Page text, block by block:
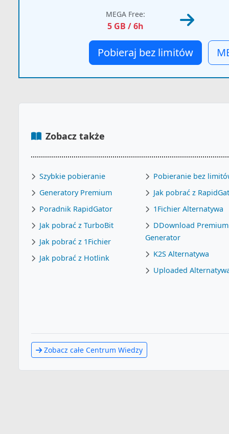
MEGA Free:
5 GB / 6h
Pobieraj bez limitów
Zobacz także
Szybkie pobieranie
Generatory Premium
Poradnik RapidGator
Jak pobrać z TurboBit
Jak pobrać z 1Fichier
Jak pobrać z Hotlink
Pobieranie bez
Jak pobrać z
1Fichier Alternatywa
DDownload Premium
Generator
K2S Alternatywa
Uploaded
Zobacz całe Centrum Wiedzy